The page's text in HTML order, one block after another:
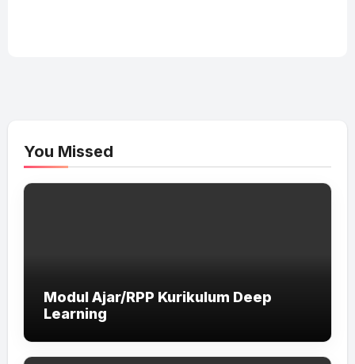
You Missed
Modul Ajar/RPP Kurikulum Deep
Learning